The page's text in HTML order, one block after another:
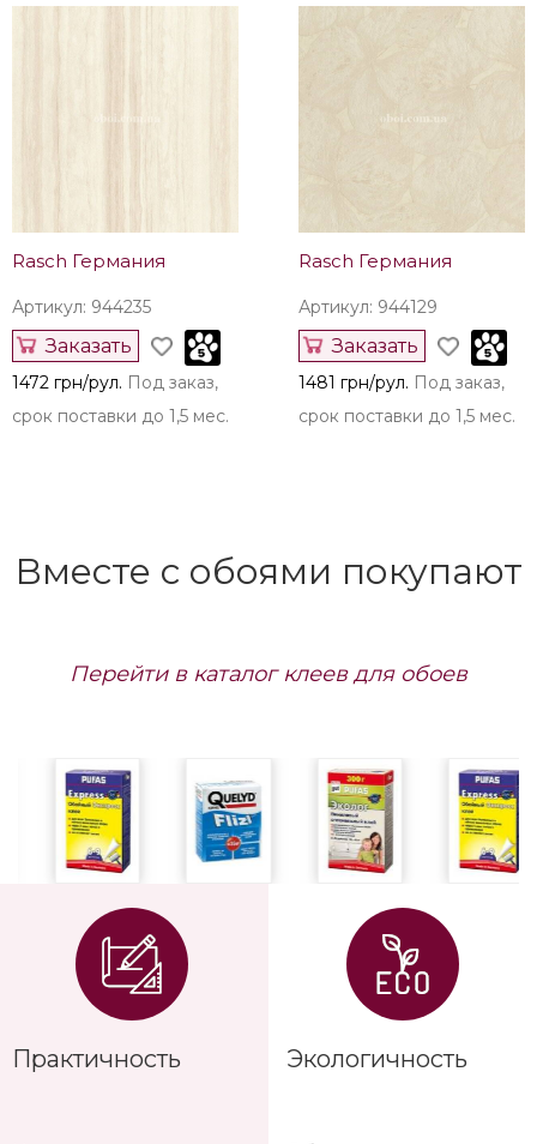
Rasch Германия
Артикул: 944235
Заказать
1472 грн/рул. Под заказ,
срок поставки до 1,5 мес.
Rasch Германия
Артикул: 944129
Заказать
1481 грн/рул. Под заказ,
срок поставки до 1,5 мес.
Вместе с обоями покупают
Перейти в каталог клеев для обоев
Практичность Экологичность